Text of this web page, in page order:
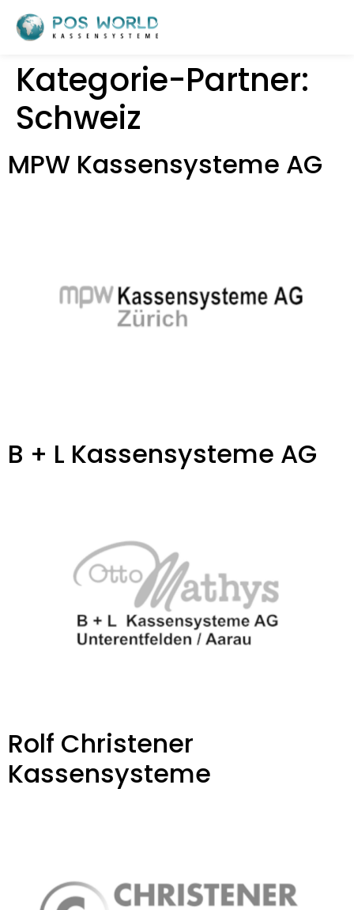
Kategorie-Partner:
Schweiz
MPW Kassensysteme AG
B + L Kassensysteme AG
Rolf Christener
Kassensysteme